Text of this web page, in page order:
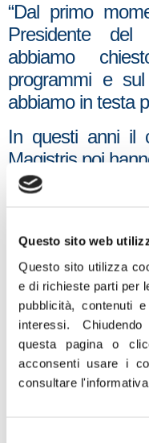
Questo sito web
Questo sito utilizza
e di richieste parti per
pubblicità, contenuti
interessi.
questa pagina o
acconsenti usare i
consultare
“Dal primo
Presidente del
abbiamo
programmi e
abbiamo in testa
In questi anni il
Magistris poi
in grado di
sempre più
La lotteria dei
appartengono al
scelte. Tuttavia
grado di
da mesi,
coalizione di